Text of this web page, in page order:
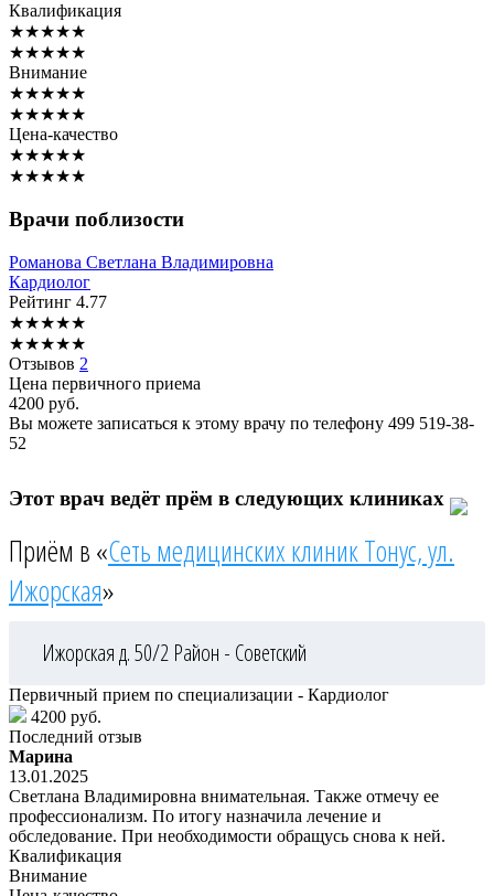
Квалификация
★★★★★
★★★★★
Внимание
★★★★★
★★★★★
Цена-качество
★★★★★
★★★★★
Врачи поблизости
Романова Светлана Владимировна
Кардиолог
Рейтинг 4.77
★★★★★
★★★★★
Отзывов 2
Цена первичного приема
4200 руб.
Вы можете записаться к этому врачу по телефону 499 519-38-
52
Этот врач ведёт прём в следующих клиниках
Приём в «Сеть медицинских клиник Тонус, ул.
Ижорская»
Ижорская д. 50/2 Район - Советский
Первичный прием по специализации - Кардиолог
4200 руб.
Последний отзыв
Марина
13.01.2025
Светлана Владимировна внимательная. Также отмечу ее
профессионализм. По итогу назначила лечение и
обследование. При необходимости обращусь снова к ней.
Квалификация
Внимание